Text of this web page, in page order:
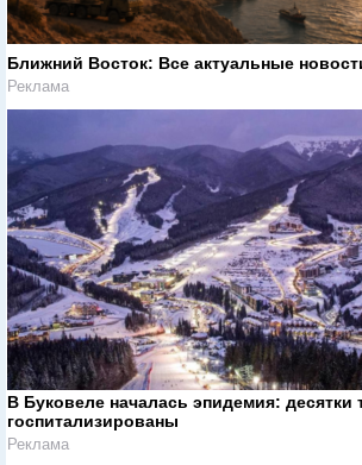
Ближний Восток: Все актуальные
Реклама
В Буковеле началась эпидемия: десятки
госпитализированы
Реклама